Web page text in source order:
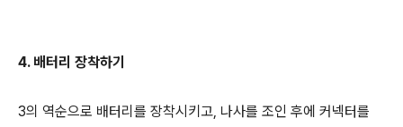
4. 배터리 장착하기
3의 역순으로 배터리를 장착시키고, 나사를 조인 후에 커넥터를